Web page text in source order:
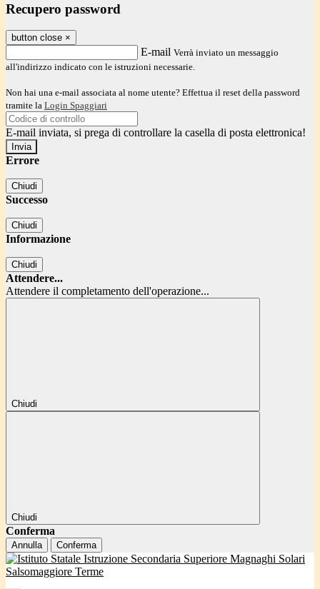
Recupero password
button close ×
E-mail Verrà inviato un messaggio
all'indirizzo indicato con le istruzioni necessarie.
Non hai una e-mail associata al nome utente? Effettua il reset della password
tramite la Login Spaggiari
E-mail inviata, si prega di controllare la casella di posta elettronica!
Errore
Chiudi
Successo
Chiudi
Informazione
Chiudi
Attendere...
Attendere il completamento dell'operazione...
Chiudi
Chiudi
Conferma
Annulla Conferma